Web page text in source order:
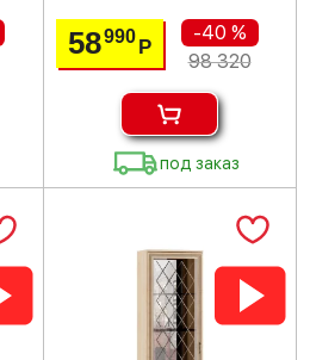
58990 Р
-40 %
98 320
под заказ